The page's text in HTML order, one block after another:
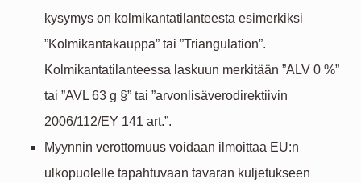
kysymys on kolmikantatilanteesta esimerkiksi
”Kolmikantakauppa” tai ”Triangulation”.
Kolmikantatilanteessa laskuun merkitään ”ALV 0 %”
tai ”AVL 63 g §” tai ”arvonlisäverodirektiivin
2006/112/EY 141 art.”.
Myynnin verottomuus voidaan ilmoittaa EU:n
ulkopuolelle tapahtuvaan tavaran kuljetukseen